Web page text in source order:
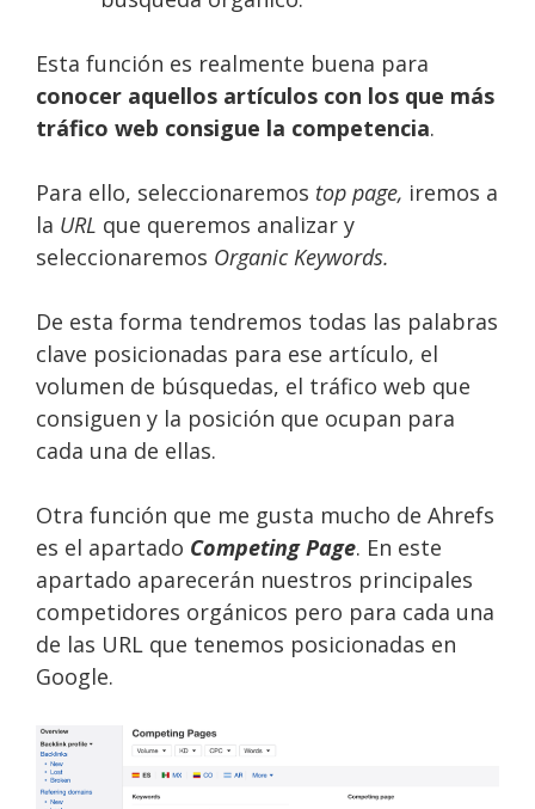
Esta función es realmente buena para
conocer aquellos artículos con los que más
tráfico web consigue la competencia.
Para ello, seleccionaremos top page, iremos a
la URL que queremos analizar y
seleccionaremos Organic Keywords.
De esta forma tendremos todas las palabras
clave posicionadas para ese artículo, el
volumen de búsquedas, el tráfico web que
consiguen y la posición que ocupan para
cada una de ellas.
Otra función que me gusta mucho de Ahrefs
es el apartado Competing Page. En este
apartado aparecerán nuestros principales
competidores orgánicos pero para cada una
de las URL que tenemos posicionadas en
Google.